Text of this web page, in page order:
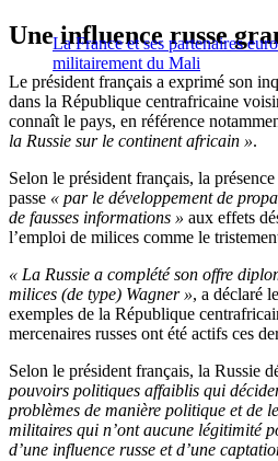
La France et ses partenaires
militairement du Mali
Une influence russe
Le président français a exprimé son
dans la République centrafricaine
connaît le pays, en référence
la Russie sur le continent africain ».
Selon le président français, la
passe « par le développement de
de fausses informations » aux effets
l’emploi de milices comme le
« La Russie a complété son offre
milices (de type) Wagner », a déclaré
exemples de la République
mercenaires russes ont été actifs ces
Selon le président français, la Russie
pouvoirs politiques affaiblis qui
problèmes de manière politique et de
militaires qui n’ont aucune légitimité
d’une influence russe et d’une